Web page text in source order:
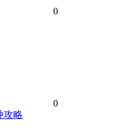
0
0
攻略